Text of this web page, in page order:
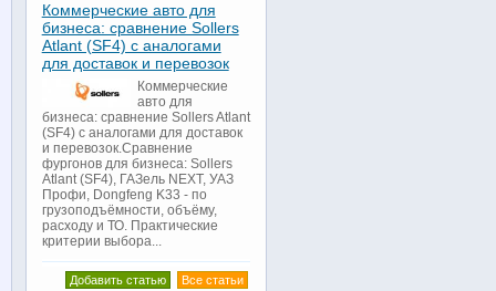
Коммерческие авто для
бизнеса: сравнение Sollers
Atlant (SF4) с аналогами
для доставок и перевозок
Коммерческие
авто для
бизнеса: сравнение Sollers Atlant
(SF4) с аналогами для доставок
и перевозок.Сравнение
фургонов для бизнеса: Sollers
Atlant (SF4), ГАЗель NEXT, УАЗ
Профи, Dongfeng K33 - по
грузоподъёмности, объёму,
расходу и ТО. Практические
критерии выбора...
Все статьи
Добавить статью